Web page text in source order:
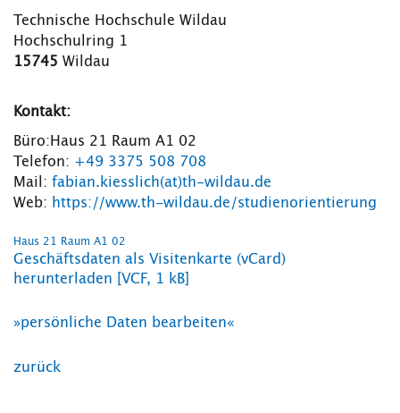
Technische Hochschule Wildau
Hochschulring 1
15745 Wildau
Kontakt:
Büro: Haus 21 Raum A1 02
Telefon: +49 3375 508 708
Mail: fabian.kiesslich(at)th-wildau.de
Web: https://www.th-wildau.de/studienorientierung
Haus 21 Raum A1 02
Geschäftsdaten als Visitenkarte (vCard)
herunterladen [VCF, 1 kB]
»persönliche Daten bearbeiten«
zurück